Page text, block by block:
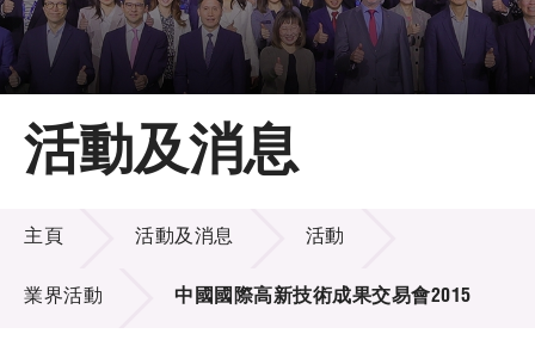
主頁
關於LSCM
技術商品化
項目及資助計劃
活動及消息
活動及消息
活動及消息
主頁 活動及消息 活動
業界活動 中國國際高新技術成果交易會2015